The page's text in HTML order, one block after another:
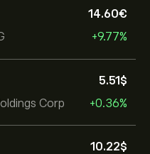
14.60‎€‎
+9.77%
Corp
5.51‎$‎
+0.36%
10.22‎$‎